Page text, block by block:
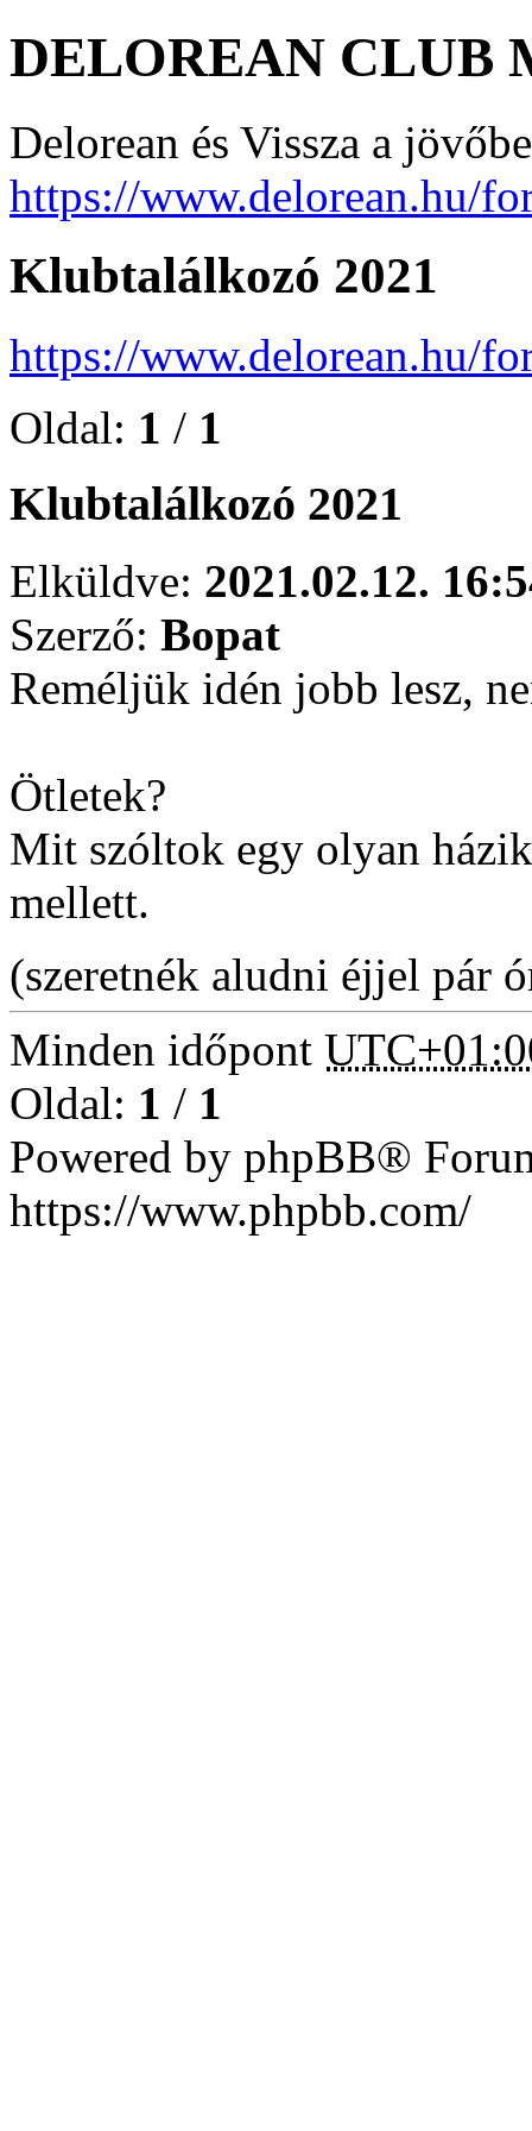
DELOREAN CLUB
Delorean és Vissza a
https://www.delorean.hu/
Klubtalálkozó 2021
https://www.delorean.hu/
Oldal: 1 / 1
Klubtalálkozó 2021
Elküldve: 2021.02.12.
Szerző: Bopat
Reméljük idén jobb lesz,
Ötletek?
Mit szóltok egy olyan
mellett.
(szeretnék aludni éjjel pár
Minden időpont
Oldal: 1 / 1
Powered by phpBB®
https://www.phpbb.com/